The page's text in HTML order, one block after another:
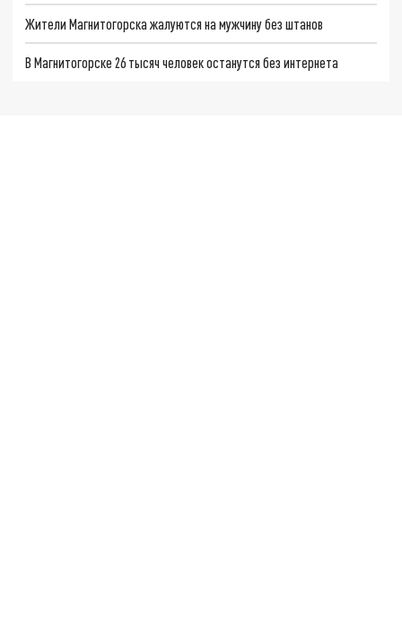
Жители Магнитогорска жалуются на мужчину без штанов
В Магнитогорске 26 тысяч человек останутся без интернета